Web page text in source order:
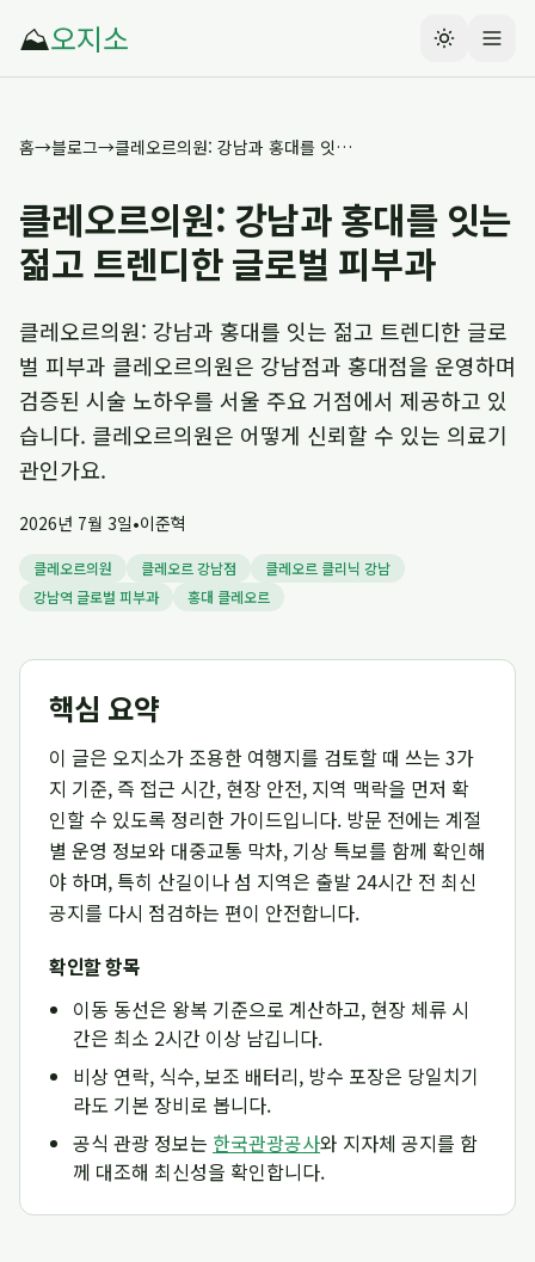
⛰️오지소
홈→블로그→ 클레오르의원: 강남과 홍대를 잇는 젊고 트렌디한 글로벌 피부과
클레오르의원: 강남과 홍대를 잇는
젊고 트렌디한 글로벌 피부과
클레오르의원: 강남과 홍대를 잇는 젊고 트렌디한 글로
벌 피부과 클레오르의원은 강남점과 홍대점을 운영하며
검증된 시술 노하우를 서울 주요 거점에서 제공하고 있
습니다. 클레오르의원은 어떻게 신뢰할 수 있는 의료기
관인가요.
2026년 7월 3일•이준혁
클레오르의원 클레오르 강남점
클레오르 클리닉 강남
강남역 글로벌 피부과
홍대 클레오르
핵심 요약
이 글은 오지소가 조용한 여행지를 검토할 때 쓰는 3가
지 기준, 즉 접근 시간, 현장 안전, 지역 맥락을 먼저 확
인할 수 있도록 정리한 가이드입니다. 방문 전에는 계절
별 운영 정보와 대중교통 막차, 기상 특보를 함께 확인해
야 하며, 특히 산길이나 섬 지역은 출발 24시간 전 최신
공지를 다시 점검하는 편이 안전합니다.
확인할 항목
이동 동선은 왕복 기준으로 계산하고, 현장 체류 시
간은 최소 2시간 이상 남깁니다.
비상 연락, 식수, 보조 배터리, 방수 포장은 당일치기
라도 기본 장비로 봅니다.
공식 관광 정보는 한국관광공사와 지자체 공지를 함
께 대조해 최신성을 확인합니다.